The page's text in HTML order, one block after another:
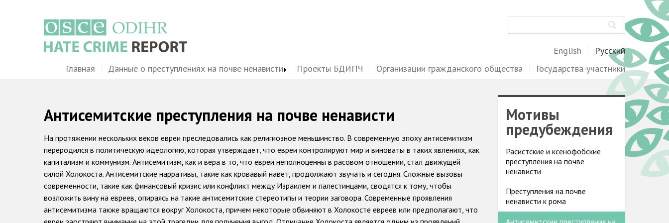
English Русский
MainГлавная Данные о преступлениях на почве ненависти Проекты БДИПЧ Организации гражданского общества Государства-участники
Антисемитские преступления на почве ненависти
На протяжении нескольких веков евреи преследовались как религиозное меньшинство. В современную эпоху антисемитизм
переродился в политическую идеологию, которая утверждает, что евреи контролируют мир и виноваты в таких явлениях, как
капитализм и коммунизм. Антисемитизм, как и вера в то, что евреи неполноценны в расовом отношении, стал движущей
силой Холокоста. Антисемитские нарративы, такие как кровавый навет, продолжают звучать и сегодня. Сложные вызовы
современности, такие как финансовый кризис или конфликт между Израилем и палестинцами, сводятся к тому, чтобы
возложить вину на евреев, опираясь на такие антисемитские стереотипы и теории заговора. Современные проявления
антисемитизма также вращаются вокруг Холокоста, причем некоторые обвиняют в Холокосте евреев или предполагают, что
Мотивы
предубеждения
Расистские и ксенофобские
преступления на почве
ненависти
Преступления на почве
ненависти к рома